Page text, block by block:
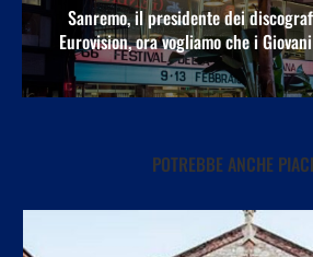
Sanremo, il presidente dei
Eurovision, ora vogliamo che i
POTREBBE ANCHE